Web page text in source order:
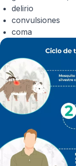
delirio
convulsiones
coma